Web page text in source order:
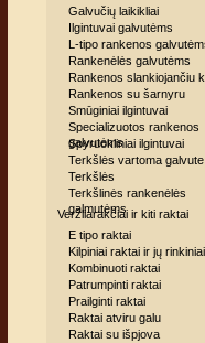
Galvučių laikikliai
Ilgintuvai galvutėms
L-tipo rankenos
Rankenėlės galvutėms
Rankenos slankiojančiu
Rankenos su šarnyru
Smūginiai ilgintuvai
Specializuotos rankenos
galvutėms
Spyruokliniai ilgintuvai
Terkšlės vartoma galvute
Terkšlės
Terkšlinės rankenėlės
galmutėms
Veržliarakčiai ir kiti raktai
E tipo raktai
Kilpiniai raktai ir jų rinkiniai
Kombinuoti raktai
Patrumpinti raktai
Prailginti raktai
Raktai atviru galu
Raktai su išpjova